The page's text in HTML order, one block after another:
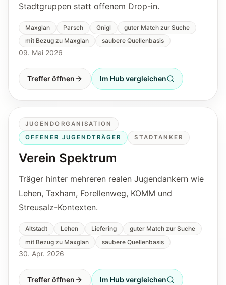
Stadtgruppen statt offenem Drop-in.
Maxglan Parsch Gnigl
guter Match zur Suche
mit Bezug zu Maxglan
saubere Quellenbasis
09. Mai 2026
Treffer öffnen Im Hub vergleichen
JUGENDORGANISATION
OFFENER JUGENDTRÄGER
STADTANKER
Verein Spektrum
Träger hinter mehreren realen Jugendankern wie
Lehen, Taxham, Forellenweg, KOMM und
Streusalz-Kontexten.
Altstadt Lehen Liefering
guter Match zur Suche
mit Bezug zu Maxglan
saubere Quellenbasis
30. Apr. 2026
Treffer öffnen Im Hub vergleichen